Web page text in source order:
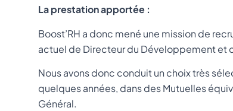
La prestation apportée :
Boost’RH a donc mené une mission de
actuel de Directeur du Développement et
Nous avons donc conduit un choix très
quelques années, dans des Mutuelles
Général.